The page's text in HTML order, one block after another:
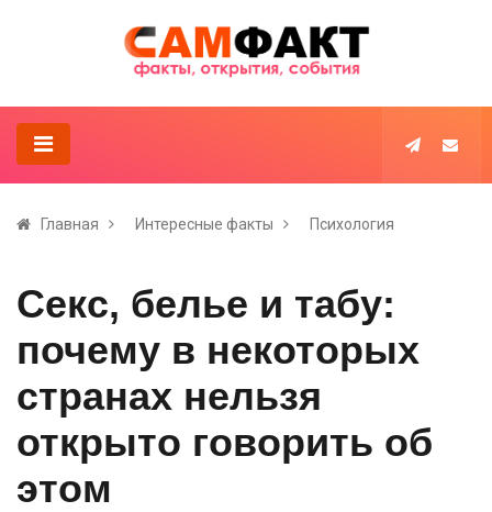
Главная Интересные факты Психология
Секс, белье и табу:
почему в некоторых
странах нельзя
открыто говорить об
этом